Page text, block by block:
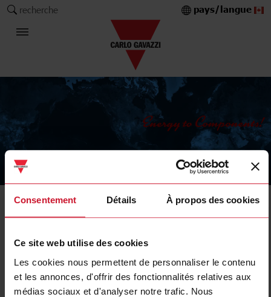
Consentement Détails À propos des cookies
Ce site web utilise des cookies
Les cookies nous permettent de personnaliser le contenu
et les annonces, d'offrir des fonctionnalités relatives aux
médias sociaux et d'analyser notre trafic. Nous
recherche pays/langue
The Carlo Gavazzi Group
fréquence